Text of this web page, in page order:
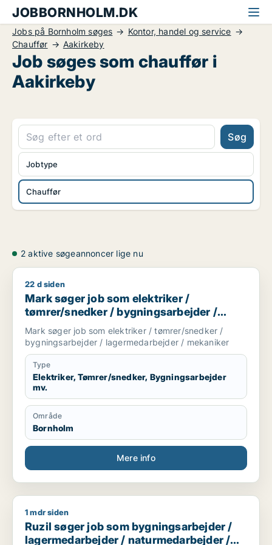
JOBBORNHOLM.DK
Jobs på Bornholm søges
Kontor, handel og service
Chauffør
Aakirkeby
Job søges som chauffør i
Aakirkeby
Søg
Chauffør
Jobtype
2 aktive søgeannoncer lige nu
Mark søger job som elektriker / tømrer/snedker /
22 d siden
Mark søger job som elektriker /
tømrer/snedker / bygningsarbejder /
lagermedarbejder / mekaniker
Mark søger job som elektriker / tømrer/snedker /
bygningsarbejder / lagermedarbejder / mekaniker
Type
Elektriker, Tømrer/snedker, Bygningsarbejder
mv.
Område
Bornholm
Mere info
Ruzil søger job som bygningsarbejder / lagermedarbejder
1 mdr siden
Ruzil søger job som bygningsarbejder /
lagermedarbejder / naturmedarbejder /